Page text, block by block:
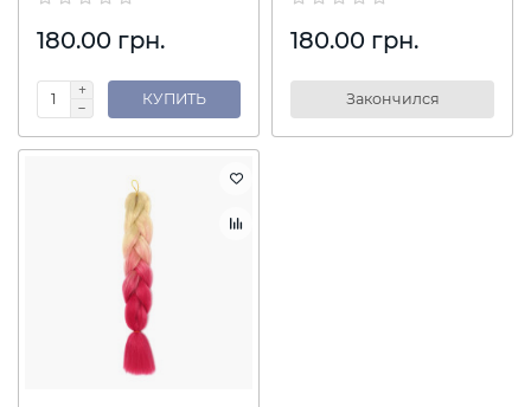
180.00 грн.
КУПИТЬ
180.00 грн.
Закончился